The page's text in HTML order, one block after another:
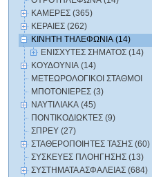
ΚΑΜΕΡΕΣ (365)
ΚΕΡΑΙΕΣ (262)
ΚΙΝΗΤΗ ΤΗΛΕΦΩΝΙΑ (14)
ΕΝΙΣΧΥΤΕΣ ΣΗΜΑΤΟΣ (14)
ΚΟΥΔΟΥΝΙΑ (14)
ΜΕΤΕΩΡΟΛΟΓΙΚΟΙ ΣΤΑΘΜΟΙ
ΜΠΟΤΟΝΙΕΡΕΣ (3)
ΝΑΥΤΙΛΙΑΚΑ (45)
ΠΟΝΤΙΚΟΔΙΩΚΤΕΣ (9)
ΣΠΡΕΥ (27)
ΣΤΑΘΕΡΟΠΟΙΗΤΕΣ ΤΑΣΗΣ (60)
ΣΥΣΚΕΥΕΣ ΠΛΟΗΓΗΣΗΣ (13)
ΣΥΣΤΗΜΑΤΑ ΑΣΦΑΛΕΙΑΣ (684)